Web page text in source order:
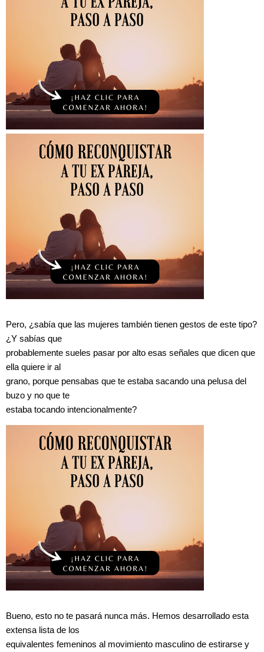
Pero, ¿sabía que las mujeres también tienen gestos de este tipo?
¿Y sabías que
probablemente sueles pasar por alto esas señales que dicen que
ella quiere ir al
grano, porque pensabas que te estaba sacando una pelusa del
buzo y no que te
estaba tocando intencionalmente?
Bueno, esto no te pasará nunca más. Hemos desarrollado esta
extensa lista de los
equivalentes femeninos al movimiento masculino de estirarse y